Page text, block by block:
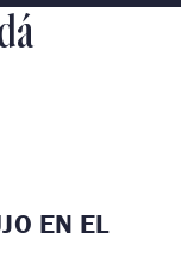
EN EL